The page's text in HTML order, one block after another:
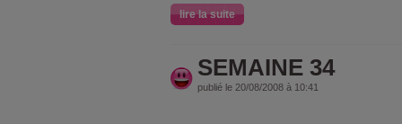
lire la suite
SEMAINE 34
publié le 20/08/2008 à 10:41